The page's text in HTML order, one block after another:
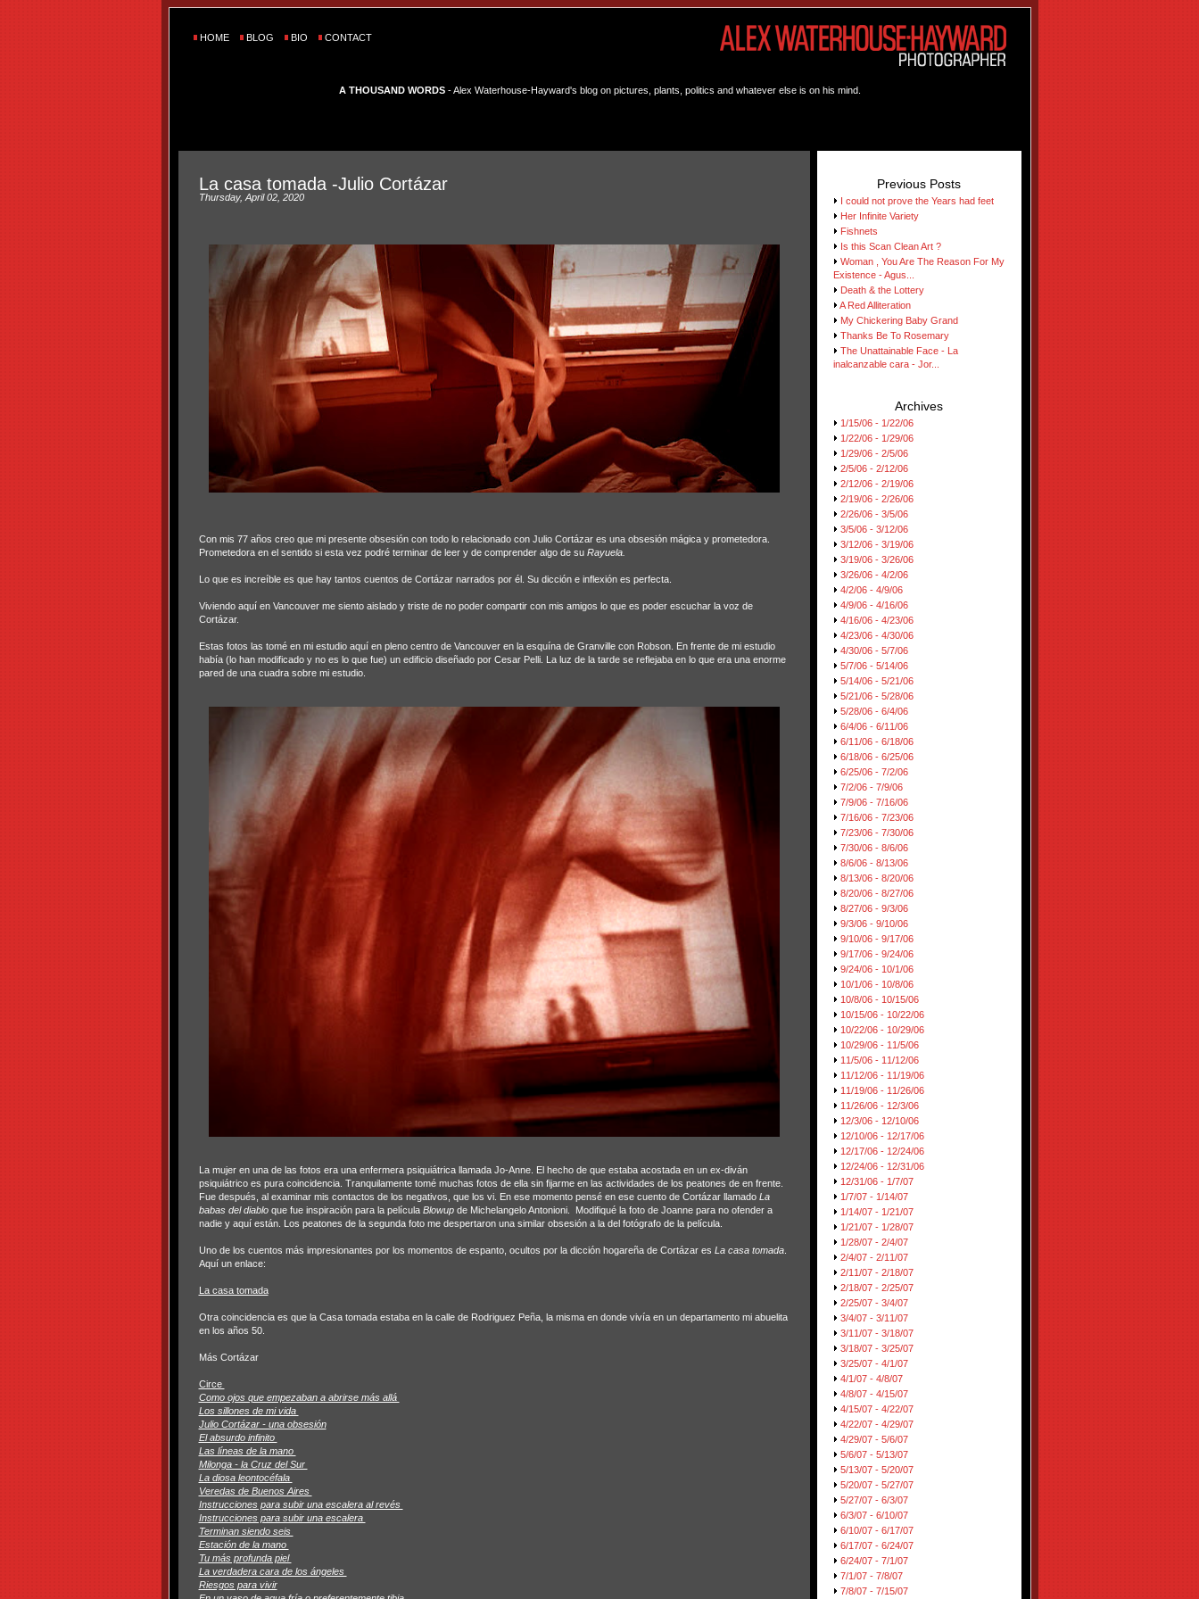
HOME BLOG BIO CONTACT
A THOUSAND WORDS- Alex Waterhouse-Hayward's blog on pictures, plants, politics and whatever else is on his mind.
La casa tomada -Julio Cortázar
Thursday, April 02, 2020
Con mis 77 años creo que mi presente obsesión con todo lo relacionado con Julio Cortázar es una obsesión mágica y prometedora.
Prometedora en el sentido si esta vez podré terminar de leer y de comprender algo de su Rayuela.
Lo que es increíble es que hay tantos cuentos de Cortázar narrados por él. Su dicción e inflexión es perfecta.
Viviendo aquí en Vancouver me siento aislado y triste de no poder compartir con mis amigos lo que es poder escuchar la voz de
Cortázar.
Estas fotos las tomé en mi estudio aquí en pleno centro de Vancouver en la esquína de Granville con Robson. En frente de mi estudio
había (lo han modificado y no es lo que fue) un edificio diseñado por Cesar Pelli. La luz de la tarde se reflejaba en lo que era una enorme
pared de una cuadra sobre mi estudio.
La mujer en una de las fotos era una enfermera psiquiátrica llamada Jo-Anne. El hecho de que estaba acostada en un ex-diván
psiquiátrico es pura coincidencia. Tranquilamente tomé muchas fotos de ella sin fijarme en las actividades de los peatones de en frente.
Fue después, al examinar mis contactos de los negativos, que los vi. En ese momento pensé en ese cuento de Cortázar llamado La
babas del diablo que fue inspiración para la película Blowupde Michelangelo Antonioni.
Modifiqué la foto de Joanne para no ofender a
nadie y aquí están. Los peatones de la segunda foto me despertaron una similar obsesión a la del fotógrafo de la película.
Uno de los cuentos más impresionantes por los momentos de espanto, ocultos por la dicción hogareña de Cortázar es La casa tomada.
Aquí un enlace:
La casa tomada
Otra coincidencia es que la Casa tomada estaba en la calle de Rodriguez Peña, la misma en donde vivía en un departamento mi abuelita
en los años 50.
Más Cortázar
Circe
Como ojos que empezaban a abrirse más allá
Los sillones de mi vida
Julio Cortázar - una obsesión
El absurdo infinito
Las líneas de la mano
Milonga - la Cruz del Sur
La diosa leontocéfala
Veredas de Buenos Aires
Instrucciones para subir una escalera al revés
Instrucciones para subir una escalera
Terminan siendo seis
Estación de la mano
Tu más profunda piel
La verdadera cara de los ángeles
Riesgos para vivir
Previous Posts
I could not prove the Years had feet
Her Infinite Variety
Fishnets
Is this Scan Clean Art ?
Woman , You Are The Reason For My
Existence - Agus...
Death & the Lottery
A Red Alliteration
My Chickering Baby Grand
Thanks Be To Rosemary
The Unattainable Face - La
inalcanzable cara - Jor...
Archives
1/15/06 - 1/22/06
1/22/06 - 1/29/06
1/29/06 - 2/5/06
2/5/06 - 2/12/06
2/12/06 - 2/19/06
2/19/06 - 2/26/06
2/26/06 - 3/5/06
3/5/06 - 3/12/06
3/12/06 - 3/19/06
3/19/06 - 3/26/06
3/26/06 - 4/2/06
4/2/06 - 4/9/06
4/9/06 - 4/16/06
4/16/06 - 4/23/06
4/23/06 - 4/30/06
4/30/06 - 5/7/06
5/7/06 - 5/14/06
5/14/06 - 5/21/06
5/21/06 - 5/28/06
5/28/06 - 6/4/06
6/4/06 - 6/11/06
6/11/06 - 6/18/06
6/18/06 - 6/25/06
6/25/06 - 7/2/06
7/2/06 - 7/9/06
7/9/06 - 7/16/06
7/16/06 - 7/23/06
7/23/06 - 7/30/06
7/30/06 - 8/6/06
8/6/06 - 8/13/06
8/13/06 - 8/20/06
8/20/06 - 8/27/06
8/27/06 - 9/3/06
9/3/06 - 9/10/06
9/10/06 - 9/17/06
9/17/06 - 9/24/06
9/24/06 - 10/1/06
10/1/06 - 10/8/06
10/8/06 - 10/15/06
10/15/06 - 10/22/06
10/22/06 - 10/29/06
10/29/06 - 11/5/06
11/5/06 - 11/12/06
11/12/06 - 11/19/06
11/19/06 - 11/26/06
11/26/06 - 12/3/06
12/3/06 - 12/10/06
12/10/06 - 12/17/06
12/17/06 - 12/24/06
12/24/06 - 12/31/06
12/31/06 - 1/7/07
1/7/07 - 1/14/07
1/14/07 - 1/21/07
1/21/07 - 1/28/07
1/28/07 - 2/4/07
2/4/07 - 2/11/07
2/11/07 - 2/18/07
2/18/07 - 2/25/07
2/25/07 - 3/4/07
3/4/07 - 3/11/07
3/11/07 - 3/18/07
3/18/07 - 3/25/07
3/25/07 - 4/1/07
4/1/07 - 4/8/07
4/8/07 - 4/15/07
4/15/07 - 4/22/07
4/22/07 - 4/29/07
4/29/07 - 5/6/07
5/6/07 - 5/13/07
5/13/07 - 5/20/07
5/20/07 - 5/27/07
5/27/07 - 6/3/07
6/3/07 - 6/10/07
6/10/07 - 6/17/07
6/17/07 - 6/24/07
6/24/07 - 7/1/07
7/1/07 - 7/8/07
7/8/07 - 7/15/07